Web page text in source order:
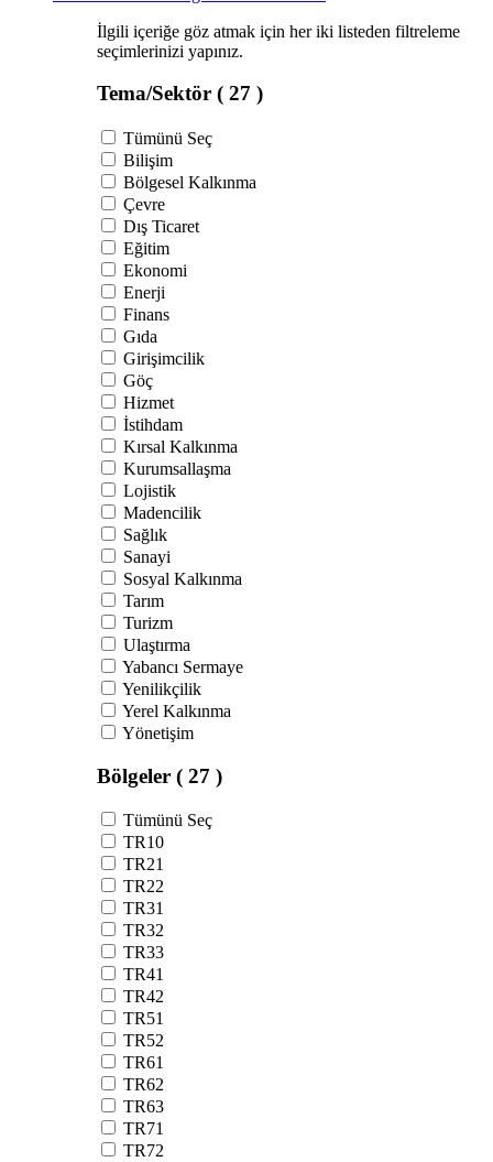
İlgili içeriğe göz atmak için her iki listeden filtreleme
seçimlerinizi yapınız.
Tema/Sektör ( 27 )
Tümünü Seç
Bilişim
Bölgesel Kalkınma
Çevre
Dış Ticaret
Eğitim
Ekonomi
Enerji
Finans
Gıda
Girişimcilik
Göç
Hizmet
İstihdam
Kırsal Kalkınma
Kurumsallaşma
Lojistik
Madencilik
Sağlık
Sanayi
Sosyal Kalkınma
Tarım
Turizm
Ulaştırma
Yabancı Sermaye
Yenilikçilik
Yerel Kalkınma
Yönetişim
Bölgeler ( 27 )
Tümünü Seç
TR10
TR21
TR22
TR31
TR32
TR33
TR41
TR42
TR51
TR52
TR61
TR62
TR63
TR71
TR72